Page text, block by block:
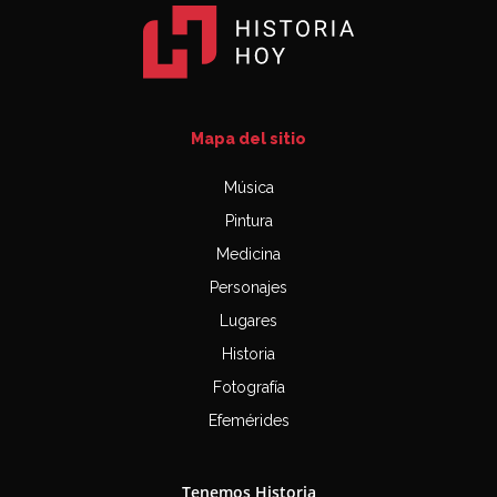
Mapa del sitio
Música
Pintura
Medicina
Personajes
Lugares
Historia
Fotografía
Efemérides
Tenemos Historia